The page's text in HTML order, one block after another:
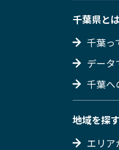
千葉県とは
千葉っ
データ
千葉へ
地域を探す
エリア